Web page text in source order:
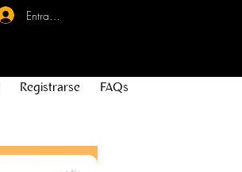
Entrar - Registro
Registrarse FAQs